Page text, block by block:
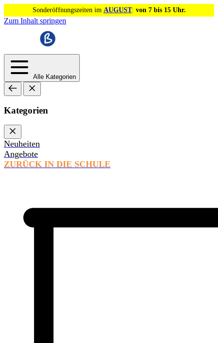
Sonderöffnungszeiten im AUGUST: von 7 bis 15 Uhr.
Zum Inhalt springen
Alle Kategorien
Kategorien
Neuheiten
Angebote
ZURÜCK IN DIE SCHULE